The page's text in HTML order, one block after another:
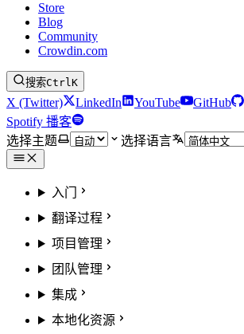
Store
Blog
Community
Crowdin.com
搜索CtrlK
X (Twitter) LinkedIn YouTube GitHub
Spotify 播客
选择主题
选择语言
入门
翻译过程
项目管理
团队管理
集成
本地化资源